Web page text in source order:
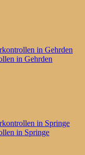
in Gehrden
in Gehrden
in Springe
in Springe